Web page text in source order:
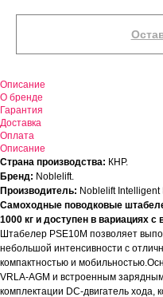
Описание
О бренде
Гарантия
Доставка
Оплата
Описание
Страна производства: КНР.
Бренд: Noblelift.
Производитель: Noblelift
Самоходные поводковые
1000 кг и доступен в вариациях
Штабелер PSE10M позволяет
небольшой интенсивности с
компактностью и
VRLA-AGM и встроенным
комплектации DC-двигатель хода,